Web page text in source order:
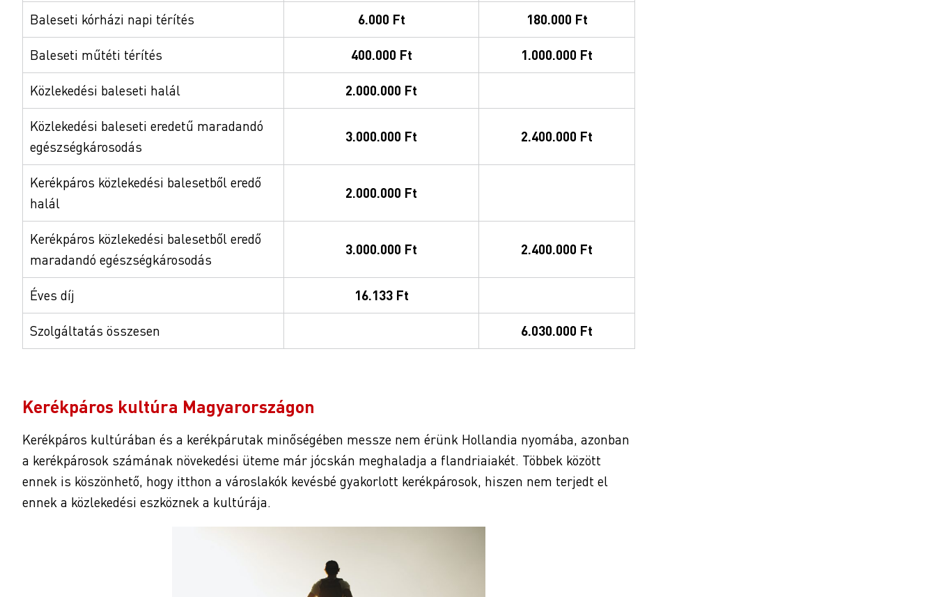
Baleseti kórházi napi térítés 6.000 Ft 180.000 Ft
Baleseti műtéti térítés 400.000 Ft 1.000.000 Ft
Közlekedési baleseti halál 2.000.000 Ft
Közlekedési baleseti eredetű maradandó
egészségkárosodás
3.000.000 Ft 2.400.000 Ft
Kerékpáros közlekedési balesetből eredő
halál
2.000.000 Ft
Kerékpáros közlekedési balesetből eredő
maradandó egészségkárosodás
3.000.000 Ft 2.400.000 Ft
Éves díj 16.133 Ft
Szolgáltatás összesen 6.030.000 Ft
Kerékpáros kultúra Magyarországon
Kerékpáros kultúrában és a kerékpárutak minőségében messze nem érünk Hollandia nyomába, azonban
a kerékpárosok számának növekedési üteme már jócskán meghaladja a flandriaiakét. Többek között
ennek is köszönhető, hogy itthon a városlakók kevésbé gyakorlott kerékpárosok, hiszen nem terjedt el
ennek a közlekedési eszköznek a kultúrája.